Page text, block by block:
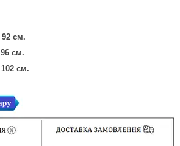
92 см.
96 см.
102 см.